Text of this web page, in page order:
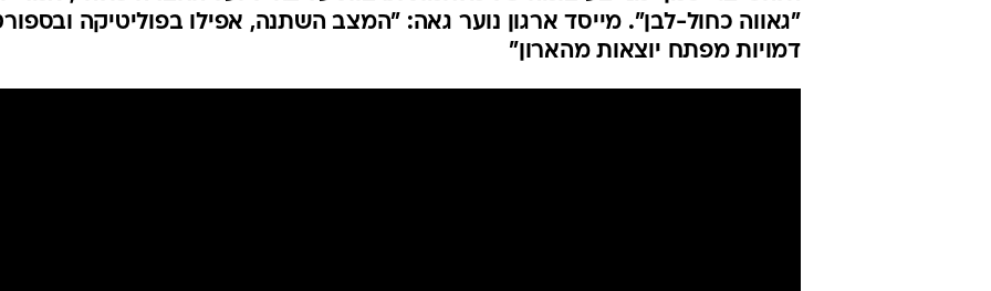
"גאווה כחול-לבן". מייסד ארגון נוער גאה: "המצב השתנה, אפילו בפוליטיקה
דמויות מפתח יוצאות מהארון"